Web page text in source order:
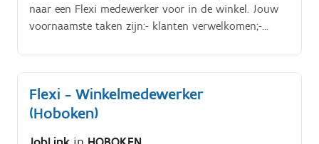
naar een Flexi medewerker voor in de winkel. Jouw
voornaamste taken zijn:- klanten verwelkomen;-
ontvangen.
Flexi - Winkelmedewerker
(Hoboken)